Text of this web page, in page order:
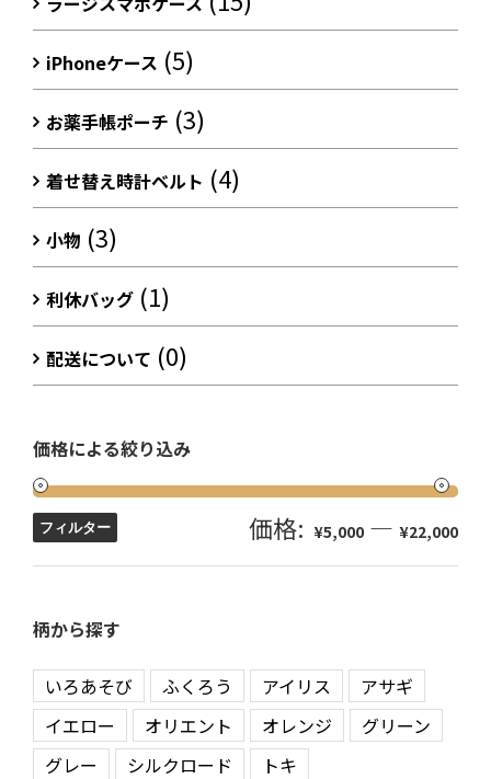
iPhoneケース (5)
お薬手帳ポーチ (3)
着せ替え時計ベルト (4)
小物 (3)
利休バッグ (1)
配送について (0)
価格による絞り込み
フィルター 価格: ¥5,000 — ¥22,000
柄から探す
いろあそび ふくろう アイリス
アサギ
イエロー
オリエント オレンジ
グリーン
グレー
シルクロード
トキ